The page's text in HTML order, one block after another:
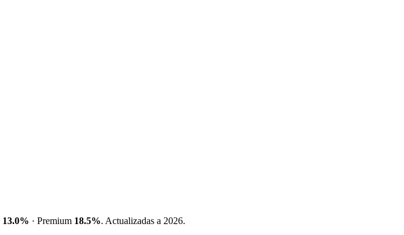
13.0% · Premium 18.5%. Actualizadas a 2026.